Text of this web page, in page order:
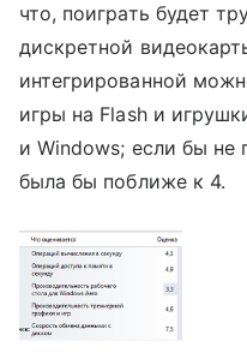
что, поиграть будет
дискретной
интегрированной
игры на Flash и
и Windows; если бы не
была бы поближе к 4.